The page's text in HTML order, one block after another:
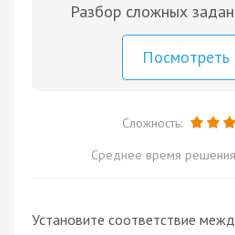
Разбор сложных
Посмотреть
Сложность:
Среднее время
Установите соответствие